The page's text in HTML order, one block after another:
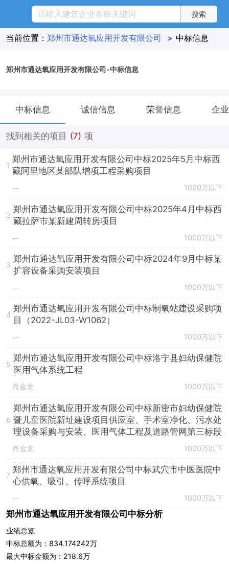
当前位置： 郑州市通达氧应用开发有限公司 > 中标信息
郑州市通达氧应用开发有限公司-中标信息
中标信息 诚信信息 荣誉信息 企
找到相关的项目 (7) 项
1
郑州市通达氧应用开发有限公司中标2025年5月中标西
藏阿里地区某部队增项工程采购项目
-- 1000万以下
2
郑州市通达氧应用开发有限公司中标2025年4月中标西
藏拉萨市某新建周转房项目
-- 1000万以下
3
郑州市通达氧应用开发有限公司中标2024年9月中标某
扩容设备采购安装项目
-- 1000万以下
4
郑州市通达氧应用开发有限公司中标制氧站建设采购项
目（2022-JL03-W1062）
-- 1000万以下
5
郑州市通达氧应用开发有限公司中标洛宁县妇幼保健院
医用气体系统工程
肖金龙 1000万以下
6
郑州市通达氧应用开发有限公司中标新密市妇幼保健院
暨儿童医院新址建设项目供应室、手术室净化、污水处
理设备采购与安装、医用气体工程及道路管网第三标段
肖金龙 1000万以下
7
郑州市通达氧应用开发有限公司中标武穴市中医医院中
心供氧、吸引、传呼系统项目
-- 1000万以下
郑州市通达氧应用开发有限公司中标分析
业绩总览
中标总额为：834.174242万
最大中标金额为：218.6万